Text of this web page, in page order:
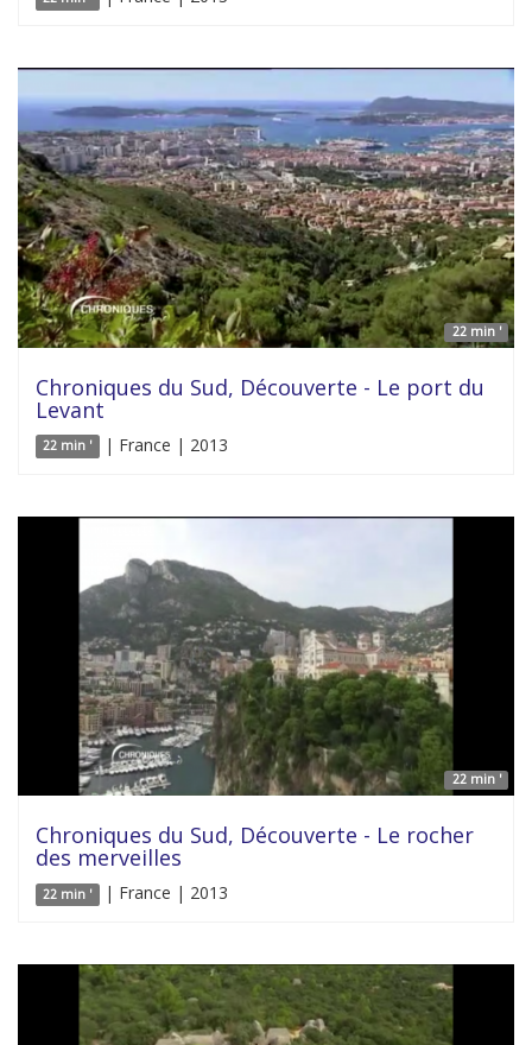
22 min '
Chroniques du Sud, Découverte - Le port du
Levant
22 min ' | France | 2013
22 min '
Chroniques du Sud, Découverte - Le rocher
des merveilles
22 min ' | France | 2013